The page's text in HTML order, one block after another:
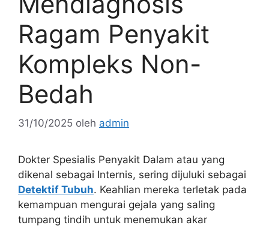
Ragam Penyakit
Kompleks Non-
Bedah
31/10/2025 oleh admin
Dokter Spesialis Penyakit Dalam atau yang
dikenal sebagai Internis, sering dijuluki sebagai
Detektif Tubuh. Keahlian mereka terletak pada
kemampuan mengurai gejala yang saling
tumpang tindih untuk menemukan akar